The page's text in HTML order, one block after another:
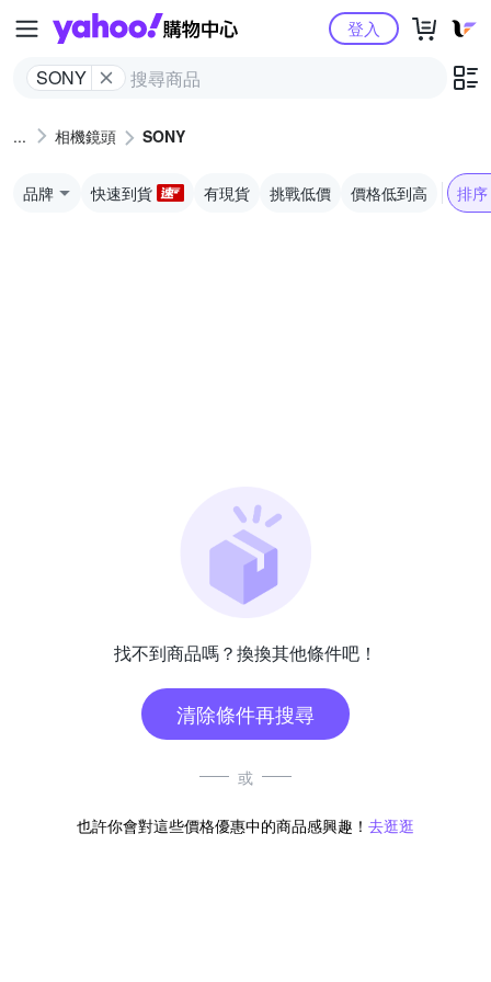
Yahoo購物中心
SONY
登入
相機鏡頭 SONY
品牌 快速到貨 有現貨 挑戰低價 價格低到高 排序
找不到商品嗎？換換其他條件吧！
清除條件再搜尋
或
也許你會對這些價格優惠中的商品感興趣！ 去逛逛